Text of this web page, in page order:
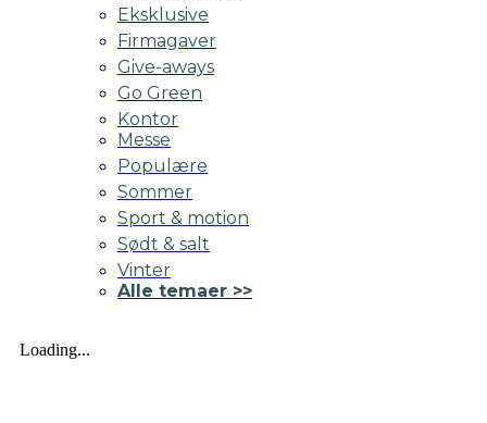
Eksklusive
Firmagaver
Give-aways
Go Green
Kontor
Messe
Populære
Sommer
Sport & motion
Sødt & salt
Vinter
Alle temaer >>
Loading...